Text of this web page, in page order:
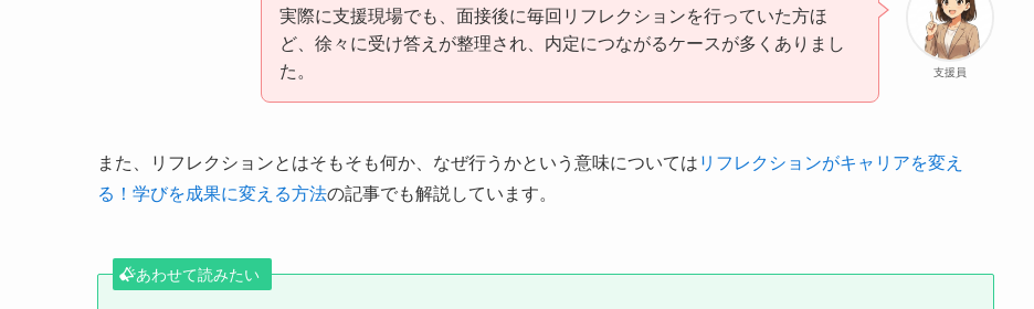
支援員
実際に支援現場でも、面接後に毎回リフレクションを行っていた方ほ
ど、徐々に受け答えが整理され、内定につながるケースが多くありまし
た。
また、リフレクションとはそもそも何か、なぜ行うかという意味についてはリフレクションがキャリアを変え
る！学びを成果に変える方法の記事でも解説しています。
あわせて読みたい